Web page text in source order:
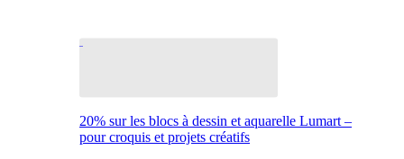
20% sur les blocs à dessin et aquarelle Lumart –
pour croquis et projets créatifs